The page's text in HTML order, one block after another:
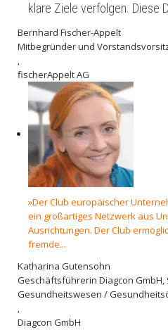
klare Ziele verfolgen. Diese
Bernhard Fischer-Appelt
Mitbegründer und
,
fischerAppelt AG
»Der Club europäischer
ein großartiges Netzwerk aus
Ausrichtungen. Der Club
fremde...
Katharina Gutensohn
Geschäftsführerin Diagcon
Gesundheitswesen /
,
Diagcon GmbH